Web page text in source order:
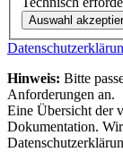
Hinweis: Bitte
Anforderungen an.
Eine Übersicht der
Dokumentation.